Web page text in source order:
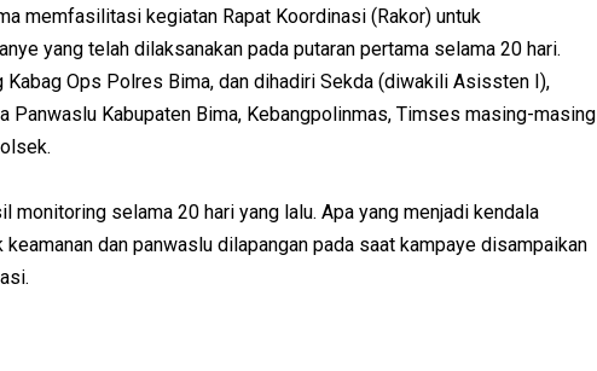
memfasilitasi kegiatan Rapat Koordinasi (Rakor) untuk
yang telah dilaksanakan pada putaran pertama selama 20 hari.
Ops Polres Bima, dan dihadiri Sekda (diwakili Asissten I),
Panwaslu Kabupaten Bima, Kebangpolinmas, Timses masing-masing
monitoring selama 20 hari yang lalu. Apa yang menjadi kendala
dan panwaslu dilapangan pada saat kampaye disampaikan